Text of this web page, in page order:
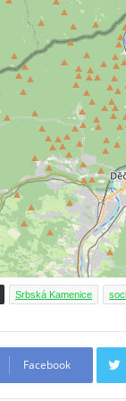
Kašna na Mírovém
Bývalá kašna u
před domem čp. 2150 v
Kamenná nádrž na
svatých Šimona a Judy v
Kašna na náměstí ve
Kašna v bývalém parku
Domova seniorů v
Fontána u podchodu na
hlavního nádraží v Ústí
Fontána se slunečními
Labem
Srbská Kamenice
Facebook